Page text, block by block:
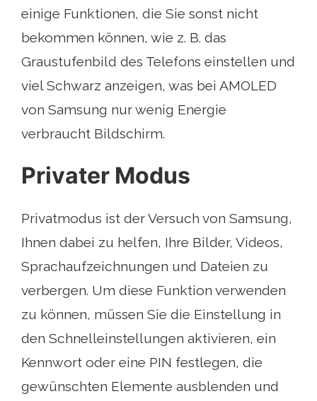
einige Funktionen, die Sie sonst nicht
bekommen können, wie z. B. das
Graustufenbild des Telefons einstellen und
viel Schwarz anzeigen, was bei AMOLED
von Samsung nur wenig Energie
verbraucht Bildschirm.
Privater Modus
Privatmodus ist der Versuch von Samsung,
Ihnen dabei zu helfen, Ihre Bilder, Videos,
Sprachaufzeichnungen und Dateien zu
verbergen. Um diese Funktion verwenden
zu können, müssen Sie die Einstellung in
den Schnelleinstellungen aktivieren, ein
Kennwort oder eine PIN festlegen, die
gewünschten Elemente ausblenden und